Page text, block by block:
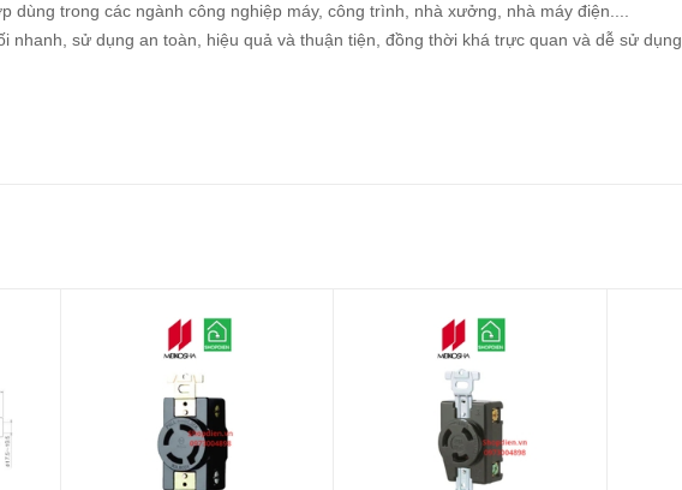
trong các ngành công nghiệp máy, công trình, nhà xưởng, nhà máy điện....
nhanh, sử dụng an toàn, hiệu quả và thuận tiện, đồng thời khá trực quan và dễ sử dụng